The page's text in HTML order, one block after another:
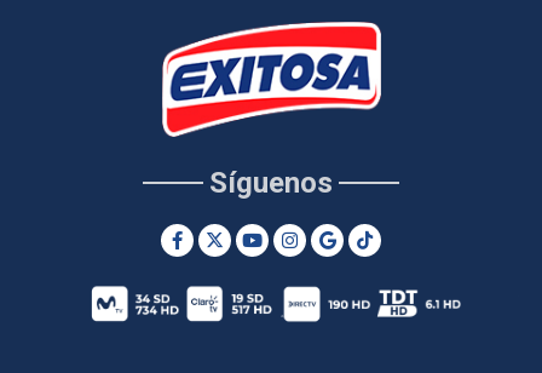
Síguenos